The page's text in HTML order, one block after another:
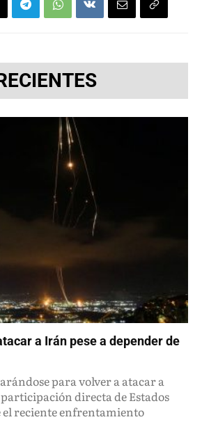
a Irán pese a depender de
para volver a atacar a
directa de Estados
el reciente enfrentamiento